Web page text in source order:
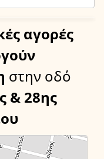
αγορές
στην οδό
& 28ης